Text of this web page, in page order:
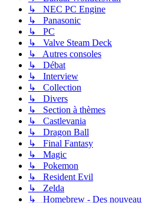
↳ NEC PC Engine
↳ Panasonic
↳ PC
↳ Valve Steam Deck
↳ Autres consoles
↳ Débat
↳ Interview
↳ Collection
↳ Divers
↳ Section à thèmes
↳ Castlevania
↳ Dragon Ball
↳ Final Fantasy
↳ Magic
↳ Pokemon
↳ Resident Evil
↳ Zelda
↳ Homebrew - Des